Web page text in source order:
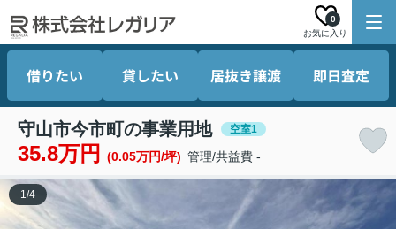
お気に入り
0
借りたい 貸したい 居抜き譲渡 即日査定
守山市今市町の事業用地 空室1
35.8万円 (0.05万円/坪) 管理/共益費 -
1 /4